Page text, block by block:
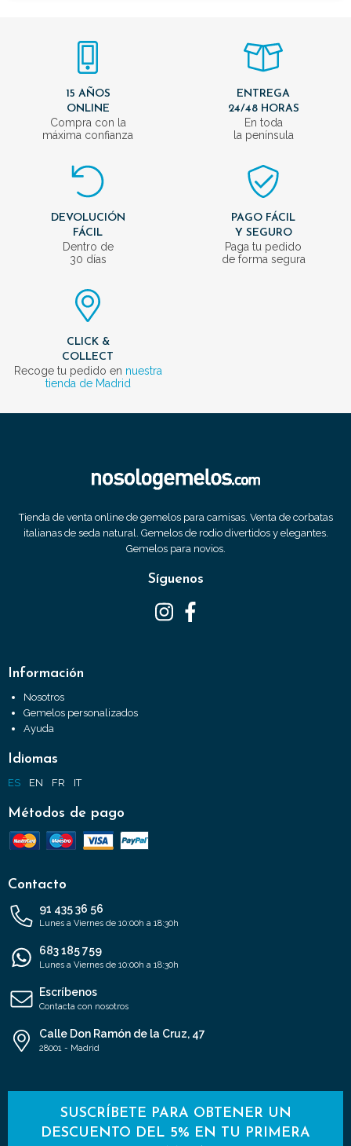
15 AÑOS
ONLINE
Compra con la
máxima confianza
ENTREGA
24/48 HORAS
En toda
la península
DEVOLUCIÓN
FÁCIL
Dentro de
30 días
PAGO FÁCIL
Y SEGURO
Paga tu pedido
de forma segura
CLICK &
COLLECT
Recoge tu pedido en nuestra
tienda de Madrid
Tienda de venta online de gemelos para camisas. Venta de corbatas
italianas de seda natural. Gemelos de rodio divertidos y elegantes.
Gemelos para novios.
Síguenos
Información
Nosotros
Gemelos personalizados
Ayuda
Idiomas
ES EN FR IT
Métodos de pago
Contacto
91 435 36 56
Lunes a Viernes de 10:00h a 18:30h
683 185 759
Lunes a Viernes de 10:00h a 18:30h
Escríbenos
Contacta con nosotros
Calle Don Ramón de la Cruz, 47
28001 - Madrid
SUSCRÍBETE PARA OBTENER UN
DESCUENTO DEL 5% EN TU PRIMERA